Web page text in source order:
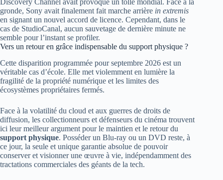
gronde, Sony avait finalement fait marche arrière in extremis
en signant un nouvel accord de licence. Cependant, dans le
cas de StudioCanal, aucun sauvetage de dernière minute ne
semble pour l’instant se profiler.
Vers un retour en grâce indispensable du support physique ?
Cette disparition programmée pour septembre 2026 est un
véritable cas d’école. Elle met violemment en lumière la
fragilité de la propriété numérique et les limites des
écosystèmes propriétaires fermés.
Face à la volatilité du cloud et aux guerres de droits de
diffusion, les collectionneurs et défenseurs du cinéma trouvent
ici leur meilleur argument pour le maintien et le retour du
support physique. Posséder un Blu-ray ou un DVD reste, à
ce jour, la seule et unique garantie absolue de pouvoir
conserver et visionner une œuvre à vie, indépendamment des
tractations commerciales des géants de la tech.